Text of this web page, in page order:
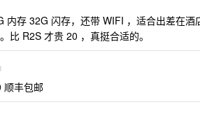
存 32G 闪存，还带 WIFI ，适合出差在酒
比 R2S 才贵 20 ，真挺合适的。
顺丰包邮